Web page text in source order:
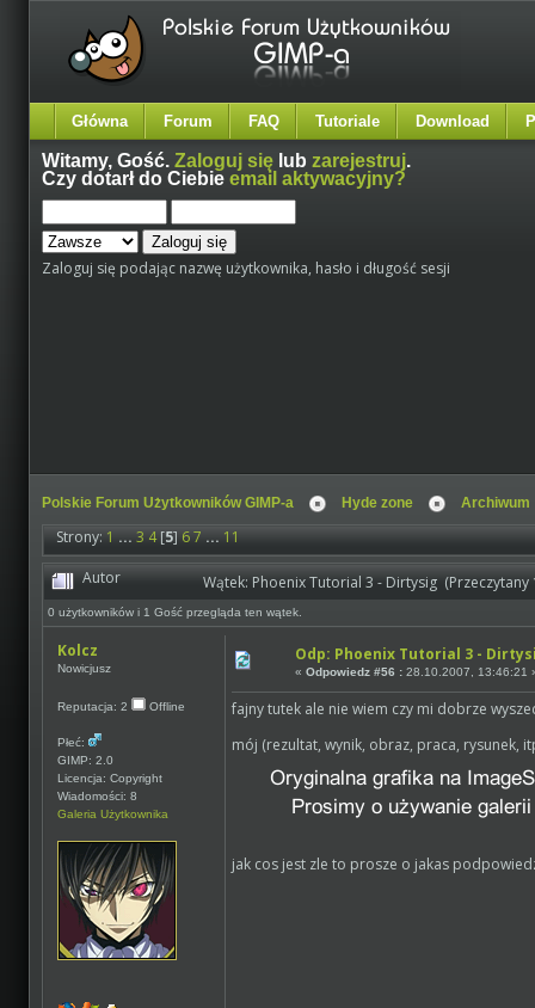
Główna Forum FAQ Tutoriale Download
Witamy, Gość. Zaloguj się lub zarejestruj.
Czy dotarł do Ciebie email aktywacyjny?
Zaloguj się podając nazwę użytkownika, hasło i długość sesji
Polskie Forum Użytkowników GIMP-a Hyde zone Archiwum
Strony:1...34[5]67...11
Autor
Wątek: Phoenix Tutorial 3 - Dirtysig (Przeczytany
0 użytkowników i 1 Gość przegląda ten wątek.
Kolcz
Nowicjusz
Reputacja: 2 Offline
Płeć:
GIMP: 2.0
Licencja: Copyright
Wiadomości: 8
Galeria Użytkownika
Odp: Phoenix Tutorial 3 -
«Odpowiedz #56 : 28.10.2007, 13:46:21
fajny tutek ale nie wiem czy mi dobrze
mój (rezultat, wynik, obraz, praca, rysunek,
jak cos jest zle to prosze o jakas